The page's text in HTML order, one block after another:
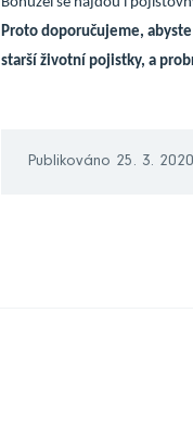
Proto doporučujeme,
starší životní pojistky, a
Publikováno 25. 3. 2020